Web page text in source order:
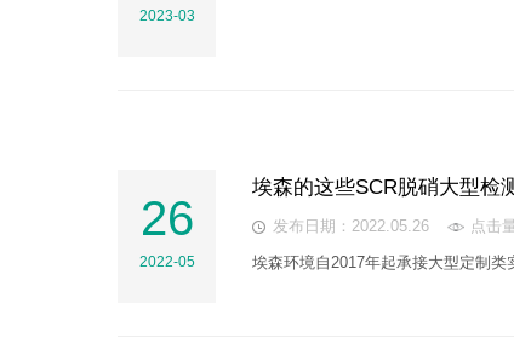
2023-03
26
2022-05
埃森的这些SCR脱硝大型检
发布日期：2022.05.26
点击
埃森环境自2017年起承接大型定制